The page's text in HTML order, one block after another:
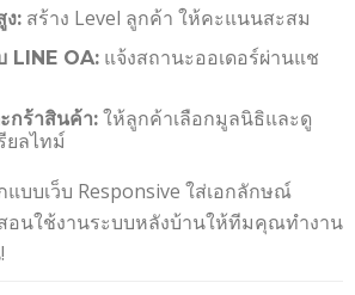
ง: สร้าง Level ลูกค้า ให้คะแนนสะสม
OA: แจ้งสถานะออเดอร์ผ่านแช
กร้าสินค้า: ให้ลูกค้าเลือกมูลนิธิและดู
ยลไทม์
แบบเว็บ Responsive ใส่เอกลักษณ์
อนใช้งานระบบหลังบ้านให้ทีมคุณทำงาน